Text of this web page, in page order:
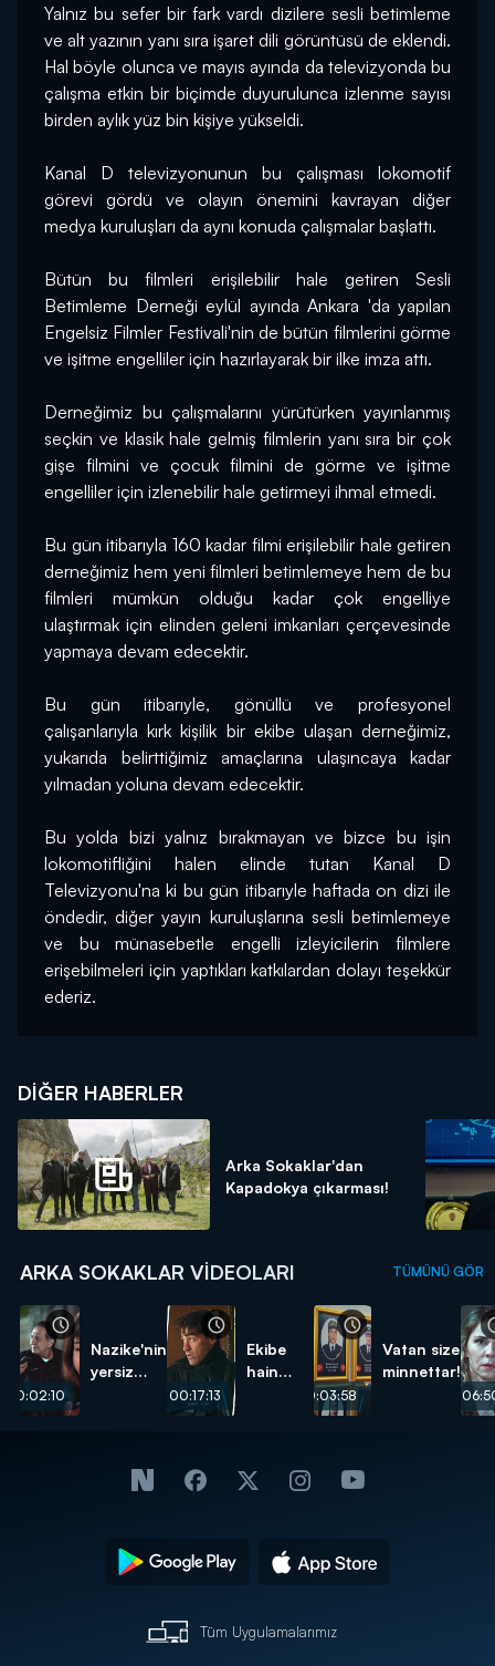
Yalnız bu sefer bir fark vardı dizilere sesli betimleme
ve alt yazının yanı sıra işaret dili görüntüsü de eklendi.
Hal böyle olunca ve mayıs ayında da televizyonda bu
çalışma etkin bir biçimde duyurulunca izlenme sayısı
birden aylık yüz bin kişiye yükseldi.
Kanal D televizyonunun bu çalışması lokomotif
görevi gördü ve olayın önemini kavrayan diğer
medya kuruluşları da aynı konuda çalışmalar başlattı.
Bütün bu filmleri erişilebilir hale getiren Sesli
Betimleme Derneği eylül ayında Ankara 'da yapılan
Engelsiz Filmler Festivali'nin de bütün filmlerini görme
ve işitme engelliler için hazırlayarak bir ilke imza attı.
Derneğimiz bu çalışmalarını yürütürken yayınlanmış
seçkin ve klasik hale gelmiş filmlerin yanı sıra bir çok
gişe filmini ve çocuk filmini de görme ve işitme
engelliler için izlenebilir hale getirmeyi ihmal etmedi.
Bu gün itibarıyla 160 kadar filmi erişilebilir hale getiren
derneğimiz hem yeni filmleri betimlemeye hem de bu
filmleri mümkün olduğu kadar çok engelliye
ulaştırmak için elinden geleni imkanları çerçevesinde
yapmaya devam edecektir.
Bu gün itibarıyle, gönüllü ve profesyonel
çalışanlarıyla kırk kişilik bir ekibe ulaşan derneğimiz,
yukarıda belirttiğimiz amaçlarına ulaşıncaya kadar
yılmadan yoluna devam edecektir.
Bu yolda bizi yalnız bırakmayan ve bizce bu işin
lokomotifliğini halen elinde tutan Kanal D
Televizyonu'na ki bu gün itibarıyle haftada on dizi ile
öndedir, diğer yayın kuruluşlarına sesli betimlemeye
ve bu münasebetle engelli izleyicilerin filmlere
erişebilmeleri için yaptıkları katkılardan dolayı teşekkür
ederiz.
DIĞER HABERLER
Arka Sokaklar'dan
Kapadokya çıkarması!
ARKA SOKAKLAR VIDEOLARI TÜMÜNÜ GÖR
00:02:10
Nazike'nin
yersiz
00:17:13
Ekibe
hain
00:03:58
Vatan size
minnettar!
Tüm Uygulamalarımız